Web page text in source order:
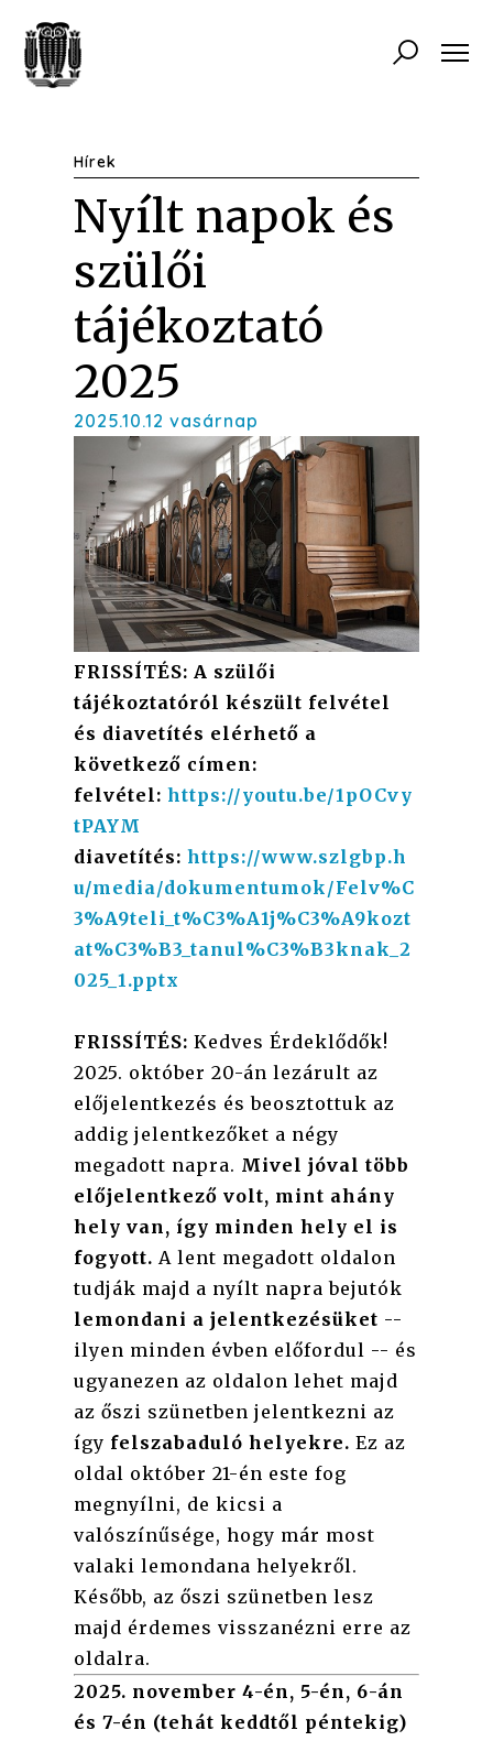
Hírek
Nyílt napok és
szülői
tájékoztató
2025
2025.10.12 vasárnap
FRISSÍTÉS: A szülői
tájékoztatóról készült felvétel
és diavetítés elérhető a
következő címen:
felvétel:https://youtu.be/1pOCvy
tPAYM
diavetítés:https://www.szlgbp.h
u/media/dokumentumok/Felv%C
3%A9teli_t%C3%A1j%C3%A9kozt
at%C3%B3_tanul%C3%B3knak_2
025_1.pptx
FRISSÍTÉS:Kedves Érdeklődők!
2025. október 20-án lezárult az
előjelentkezés és beosztottuk az
addig jelentkezőket a négy
megadott napra. Mivel jóval több
előjelentkező volt, mint ahány
hely van, így minden hely el is
fogyott. A lent megadott oldalon
tudják majd a nyílt napra bejutók
lemondani a jelentkezésüket --
ilyen minden évben előfordul -- és
ugyanezen az oldalon lehet majd
az őszi szünetben jelentkezni az
így felszabaduló helyekre. Ez az
oldal október 21-én este fog
megnyílni, de kicsi a
valószínűsége, hogy már most
valaki lemondana helyekről.
Később, az őszi szünetben lesz
majd érdemes visszanézni erre az
oldalra.
2025. november 4-én, 5-én, 6-án
és 7-én (tehát keddtől péntekig)